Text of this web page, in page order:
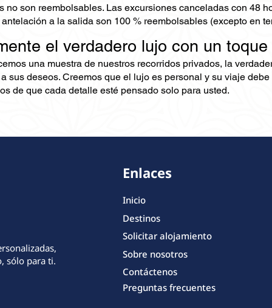
no son reembolsables. Las excursiones canceladas con 48
a la salida son 100 % reembolsables (excepto en
el verdadero lujo con un
una muestra de nuestros recorridos privados, la
sus deseos. Creemos que el lujo es personal y su viaje
de que cada detalle esté pensado solo para usted.
sólo para ti.
Enlaces
Inicio
Destinos
Solicitar alojamiento
Sobre nosotros
Contáctenos
Preguntas frecuentes